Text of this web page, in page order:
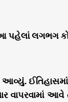
આ પહેલાં લગભગ
આવ્યું.